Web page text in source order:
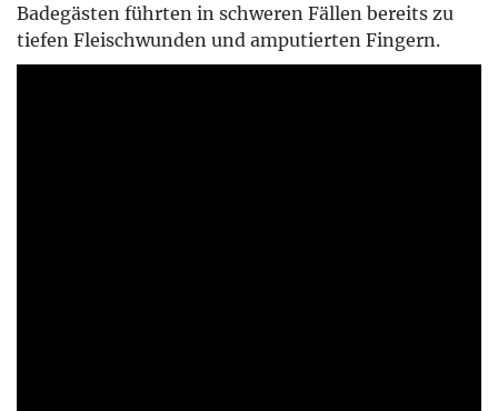
Badegästen führten in schweren Fällen bereits zu
tiefen Fleischwunden und amputierten Fingern.